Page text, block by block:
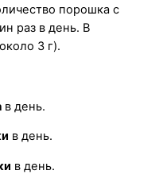
порошка с
раз в день. В
3 г).
в день.
в день.
в день.